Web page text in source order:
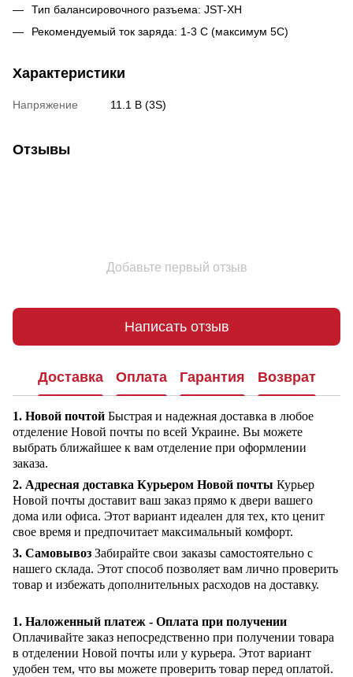
Тип балансировочного разъема: JST-XH
Рекомендуемый ток заряда: 1-3 С (максимум 5С)
Характеристики
Напряжение 11.1 В (3S)
Отзывы
Добавьте первый отзыв
Написать отзыв
Доставка Оплата Гарантия Возврат
1. Новой почтой Быстрая и надежная доставка в любое
отделение Новой почты по всей Украине. Вы можете
выбрать ближайшее к вам отделение при оформлении
заказа.
2. Адресная доставка Курьером Новой почты Курьер
Новой почты доставит ваш заказ прямо к двери вашего
дома или офиса. Этот вариант идеален для тех, кто ценит
свое время и предпочитает максимальный комфорт.
3. Самовывоз Забирайте свои заказы самостоятельно с
нашего склада. Этот способ позволяет вам лично проверить
товар и избежать дополнительных расходов на доставку.
1. Наложенный платеж - Оплата при получении
Оплачивайте заказ непосредственно при получении товара
в отделении Новой почты или у курьера. Этот вариант
удобен тем, что вы можете проверить товар перед оплатой.